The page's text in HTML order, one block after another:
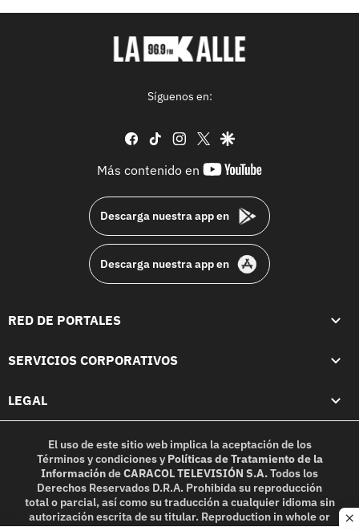
Síguenos en:
facebook
tiktok instagram
twittergoogle
Más contenido en
youtube-
Descarga nuestra app en
Descarga nuestra app en
RED DE PORTALES
SERVICIOS CORPORATIVOS
LEGAL
El uso de este sitio web implica la aceptación de los
Términos y condicionesy Políticas de Tratamiento de la
InformacióndeCARACOL TELEVISIÓN S.A.Todos los
Derechos Reservados D.R.A. Prohibida su reproducción
total o parcial, así como su traducción a cualquier idioma sin
autorización escrita de su titular. Reproduction in whole or